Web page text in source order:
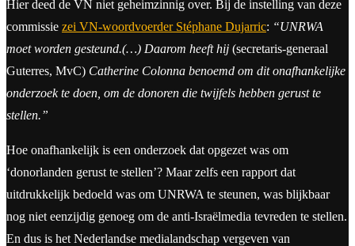
Hier deed de VN niet geheimzinnig over. Bij de instelling van deze
commissie zei VN-woordvoerder Stéphane Dujarric: “UNRWA
moet worden gesteund.(…) Daarom heeft hij (secretaris-generaal
Guterres, MvC) Catherine Colonna benoemd om dit onafhankelijke
onderzoek te doen, om de donoren die twijfels hebben gerust te
stellen.”
Hoe onafhankelijk is een onderzoek dat opgezet was om
‘donorlanden gerust te stellen’? Maar zelfs een rapport dat
uitdrukkelijk bedoeld was om UNRWA te steunen, was blijkbaar
nog niet eenzijdig genoeg om de anti-Israëlmedia tevreden te stellen.
En dus is het Nederlandse medialandschap vergeven van